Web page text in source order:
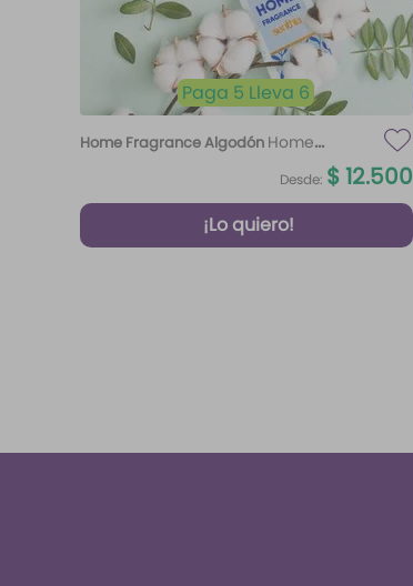
Paga 5 Lleva 6
Home Fragrance Algodón Home
Desde: $12.500
¡Lo quiero!